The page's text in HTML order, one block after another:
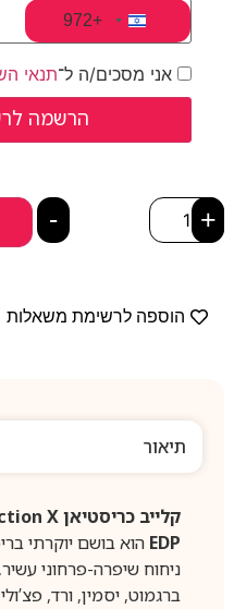
Israel +972
+972
אני מסכים/ה ל־תנאי
- +
הוספה לרשימת משאלות
תיאור
EDP
ניחוח שיפרה-פרחוני
ברגמוט, יסמין, ורד,